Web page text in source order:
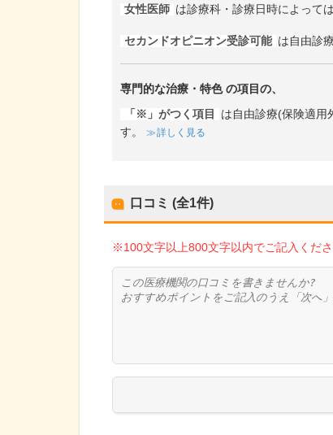
女性医師 は診療科・診療日時によって
セカンドオピニオン受診可能 は自由診
専門的な治療・特色の項目の、
「※」がつく項目
は自由診療(保険適用
す。
詳しく見る
口コミ (全1件)
※100文字以上800文字以内でご記入くだ